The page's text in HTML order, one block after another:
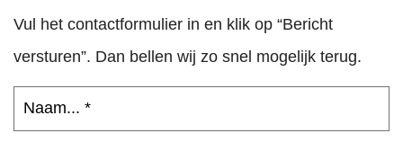
Vul het contactformulier in en klik op “Bericht
versturen”. Dan bellen wij zo snel mogelijk terug.